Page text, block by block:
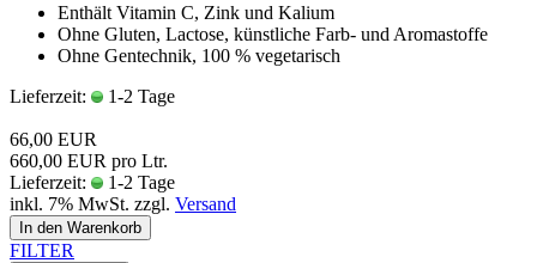
Enthält Vitamin C, Zink und Kalium
Ohne Gluten, Lactose, künstliche Farb- und Aromastoffe
Ohne Gentechnik, 100 % vegetarisch
Lieferzeit:
1-2 Tage
66,00 EUR
660,00 EUR pro Ltr.
Lieferzeit:
1-2 Tage
inkl. 7% MwSt. zzgl. Versand
In den Warenkorb
FILTER